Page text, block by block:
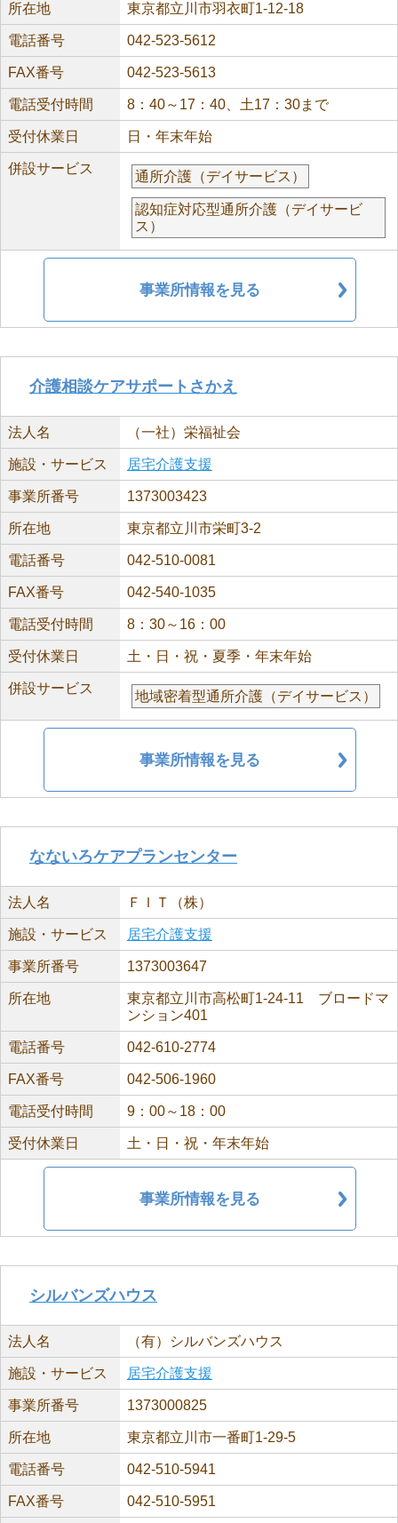
所在地 東京都立川市羽衣町1-12-18
電話番号 042-523-5612
FAX番号 042-523-5613
電話受付時間 8：40～17：40、土17：30まで
受付休業日 日・年末年始
併設サービス
通所介護（デイサービス）
認知症対応型通所介護（デイサービ
ス）
事業所情報を見る
介護相談ケアサポートさかえ
法人名 （一社）栄福祉会
施設・サービス 居宅介護支援
事業所番号 1373003423
所在地 東京都立川市栄町3-2
電話番号 042-510-0081
FAX番号 042-540-1035
電話受付時間 8：30～16：00
受付休業日 土・日・祝・夏季・年末年始
併設サービス
地域密着型通所介護（デイサービス）
事業所情報を見る
なないろケアプランセンター
法人名 ＦＩＴ（株）
施設・サービス 居宅介護支援
事業所番号 1373003647
所在地
東京都立川市高松町1-24-11 ブロードマ
ンション401
電話番号 042-610-2774
FAX番号 042-506-1960
電話受付時間 9：00～18：00
受付休業日 土・日・祝・年末年始
事業所情報を見る
シルバンズハウス
法人名 （有）シルバンズハウス
施設・サービス 居宅介護支援
事業所番号 1373000825
所在地 東京都立川市一番町1-29-5
電話番号 042-510-5941
FAX番号 042-510-5951